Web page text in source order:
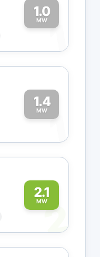
1.0
MW1
1.4
MW1
2.1
MW2